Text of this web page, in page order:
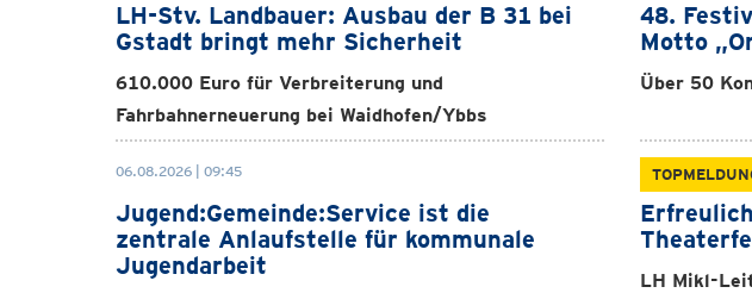
LH-Stv. Landbauer: Ausbau der B 31 bei
Gstadt bringt mehr Sicherheit
610.000 Euro für Verbreiterung und
Fahrbahnerneuerung bei Waidhofen/Ybbs
48.
Motto
Über 50
06.08.2026 | 09:45
Jugend:Gemeinde:Service ist die
zentrale Anlaufstelle für kommunale
Jugendarbeit
LH Mikl-